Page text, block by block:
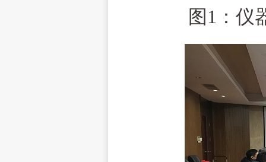
图1： 仪